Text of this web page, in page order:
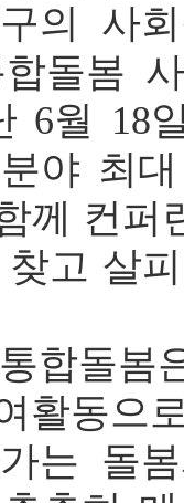
의 사
돌봄
6월 18
야 최
께 컨
고 살
합돌봄
활동으
는 돌